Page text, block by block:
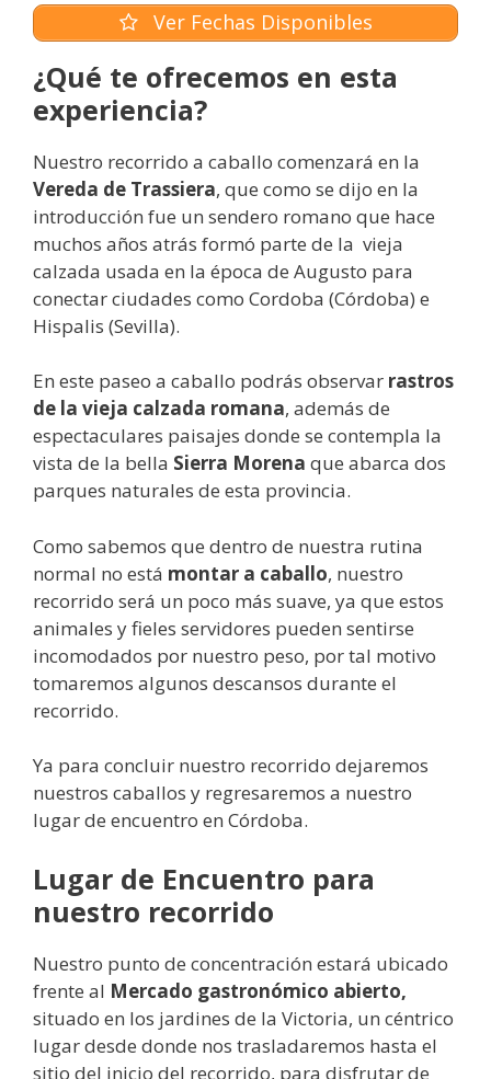
Ver Fechas Disponibles
¿Qué te ofrecemos en esta
experiencia?
Nuestro recorrido a caballo comenzará en la
Vereda de Trassiera, que como se dijo en la
introducción fue un sendero romano que hace
muchos años atrás formó parte de la vieja
calzada usada en la época de Augusto para
conectar ciudades como Cordoba (Córdoba) e
Hispalis (Sevilla).
En este paseo a caballo podrás observar rastros
de la vieja calzada romana, además de
espectaculares paisajes donde se contempla la
vista de la bella Sierra Morena que abarca dos
parques naturales de esta provincia.
Como sabemos que dentro de nuestra rutina
normal no está montar a caballo, nuestro
recorrido será un poco más suave, ya que estos
animales y fieles servidores pueden sentirse
incomodados por nuestro peso, por tal motivo
tomaremos algunos descansos durante el
recorrido.
Ya para concluir nuestro recorrido dejaremos
nuestros caballos y regresaremos a nuestro
lugar de encuentro en Córdoba.
Lugar de Encuentro para
nuestro recorrido
Nuestro punto de concentración estará ubicado
frente al Mercado gastronómico abierto,
situado en los jardines de la Victoria, un céntrico
lugar desde donde nos trasladaremos hasta el
sitio del inicio del recorrido, para disfrutar de